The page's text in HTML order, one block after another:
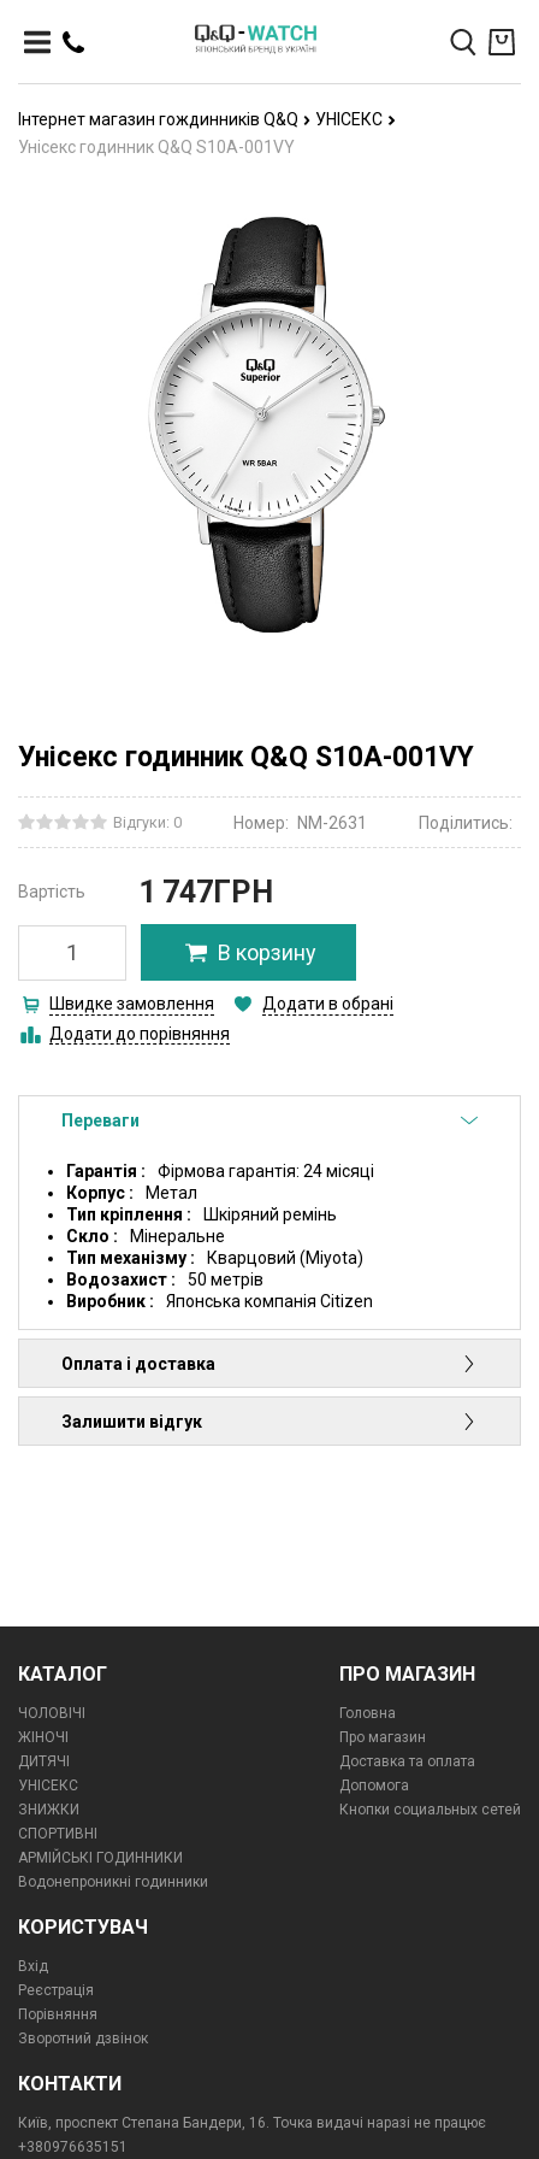
Інтернет магазин гождинників Q&Q
УНІСЕКС
Унісекс годинник Q&Q S10A-001VY
Унісекс годинник Q&Q S10A-001VY
Відгуки: 0 Номер: NM-2631 Поділитись:
Вартість 1 747ГРН
В корзину
Швидке замовлення
Додати в обрані
Додати до порівняння
Переваги
Гарантія
Фірмова гарантія: 24 місяці
Корпус
Метал
Тип кріплення
Шкіряний ремінь
Скло
Мінеральне
Тип механізму
Кварцовий (Miyota)
Водозахист
50 метрів
Виробник
Японська компанія Citizen
Оплата і доставка
Залишити відгук
КАТАЛОГ
ЧОЛОВІЧІ
ЖІНОЧІ
ДИТЯЧІ
УНІСЕКС
ЗНИЖКИ
СПОРТИВНІ
АРМІЙСЬКІ ГОДИННИКИ
Водонепроникні годинники
ПРО МАГАЗИН
Головна
Про магазин
Доставка та оплата
Допомога
Кнопки социальных сетей
КОРИСТУВАЧ
Вхід
Реєстрація
Порівняння
Зворотний дзвінок
КОНТАКТИ
Київ, проспект Степана Бандери, 16. Точка видачі наразі не працює
+380976635151